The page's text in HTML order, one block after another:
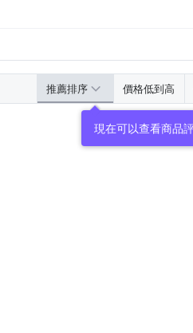
推薦排序 價格低到高
現在可以查看商品